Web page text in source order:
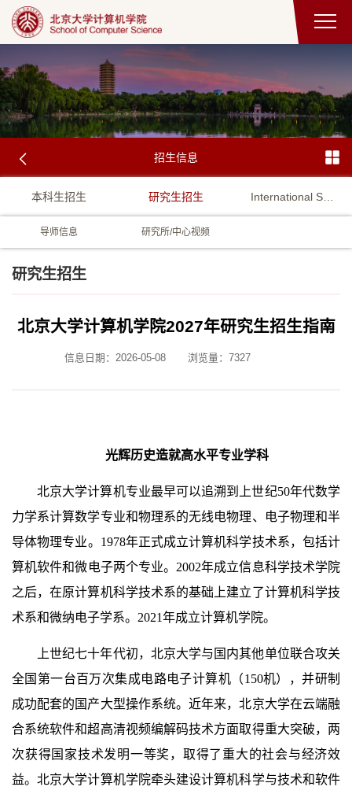
招生信息
本科生招生 研究生招生 International Student Admission
导师信息 研究所/中心视频
研究生招生
北京大学计算机学院2027年研究生招生指南
信息日期：2026-05-08 浏览量： 7327
光辉历史造就高水平专业学科
北京大学计算机专业最早可以追溯到上世纪50年代数学
力学系计算数学专业和物理系的无线电物理、电子物理和半
导体物理专业。1978年正式成立计算机科学技术系，包括计
算机软件和微电子两个专业。2002年成立信息科学技术学院
之后，在原计算机科学技术系的基础上建立了计算机科学技
术系和微纳电子学系。2021年成立计算机学院。
上世纪七十年代初，北京大学与国内其他单位联合攻关
全国第一台百万次集成电路电子计算机（150机），并研制
成功配套的国产大型操作系统。近年来，北京大学在云端融
合系统软件和超高清视频编解码技术方面取得重大突破，两
次获得国家技术发明一等奖，取得了重大的社会与经济效
益。北京大学计算机学院牵头建设计算机科学与技术和软件